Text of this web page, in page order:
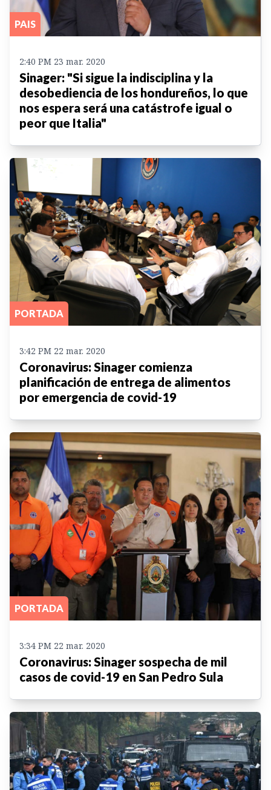
PAIS
2:40 PM 23 mar. 2020
Sinager: "Si sigue la indisciplina y la
desobediencia de los hondureños, lo que
nos espera será una catástrofe igual o
peor que Italia"
PORTADA
3:42 PM 22 mar. 2020
Coronavirus: Sinager comienza
planificación de entrega de alimentos
por emergencia de covid-19
PORTADA
3:34 PM 22 mar. 2020
Coronavirus: Sinager sospecha de mil
casos de covid-19 en San Pedro Sula